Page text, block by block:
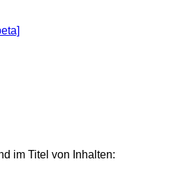
im Titel von Inhalten: